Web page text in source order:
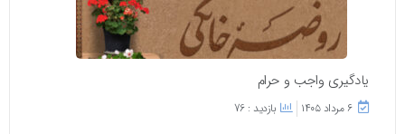
یادگیری واجب و حرام
۶ مرداد ۱۴۰۵ بازدید : 76